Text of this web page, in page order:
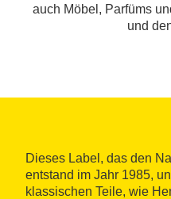
auch Möbel, Parfüms
und
Dieses Label, das den
entstand im Jahr 1985,
klassischen Teile, wie